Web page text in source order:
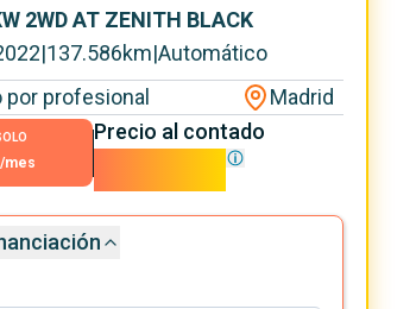
2WD AT ZENITH BLACK
|137.586km|Automático
por profesional
Madrid
/mes
Precio al contado
20.690€